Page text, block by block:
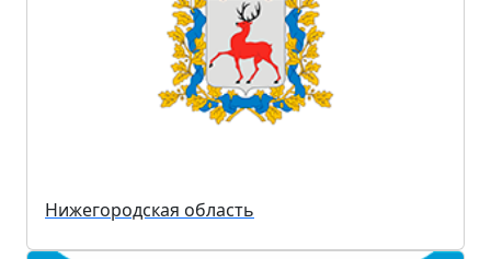
Нижегородская область